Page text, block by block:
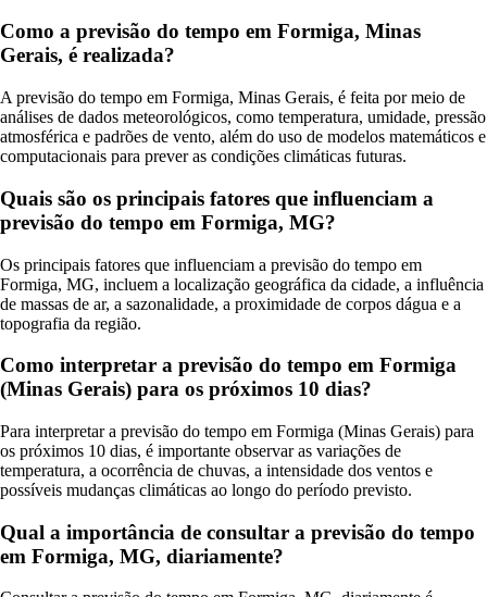
Como a previsão do tempo em Formiga, Minas
Gerais, é realizada?
A previsão do tempo em Formiga, Minas Gerais, é feita por meio de
análises de dados meteorológicos, como temperatura, umidade, pressão
atmosférica e padrões de vento, além do uso de modelos matemáticos e
computacionais para prever as condições climáticas futuras.
Quais são os principais fatores que influenciam a
previsão do tempo em Formiga, MG?
Os principais fatores que influenciam a previsão do tempo em
Formiga, MG, incluem a localização geográfica da cidade, a influência
de massas de ar, a sazonalidade, a proximidade de corpos dágua e a
topografia da região.
Como interpretar a previsão do tempo em Formiga
(Minas Gerais) para os próximos 10 dias?
Para interpretar a previsão do tempo em Formiga (Minas Gerais) para
os próximos 10 dias, é importante observar as variações de
temperatura, a ocorrência de chuvas, a intensidade dos ventos e
possíveis mudanças climáticas ao longo do período previsto.
Qual a importância de consultar a previsão do tempo
em Formiga, MG, diariamente?